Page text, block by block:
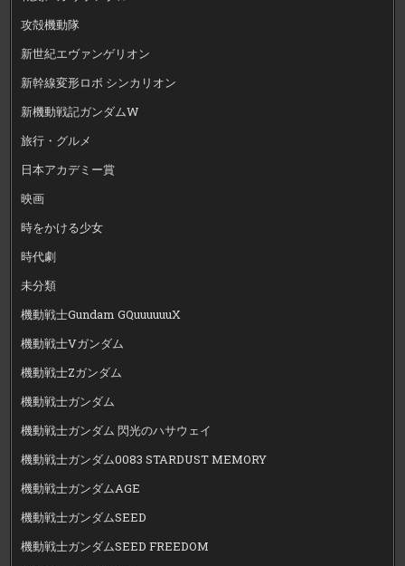
攻殻機動隊
新世紀エヴァンゲリオン
新幹線変形ロボ シンカリオン
新機動戦記ガンダムW
旅行・グルメ
日本アカデミー賞
映画
時をかける少女
時代劇
未分類
機動戦士Gundam GQuuuuuuX
機動戦士Vガンダム
機動戦士Zガンダム
機動戦士ガンダム
機動戦士ガンダム 閃光のハサウェイ
機動戦士ガンダム0083 STARDUST MEMORY
機動戦士ガンダムAGE
機動戦士ガンダムSEED
機動戦士ガンダムSEED FREEDOM